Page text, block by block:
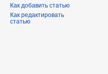
Как добавить статью
Как редактировать
статью